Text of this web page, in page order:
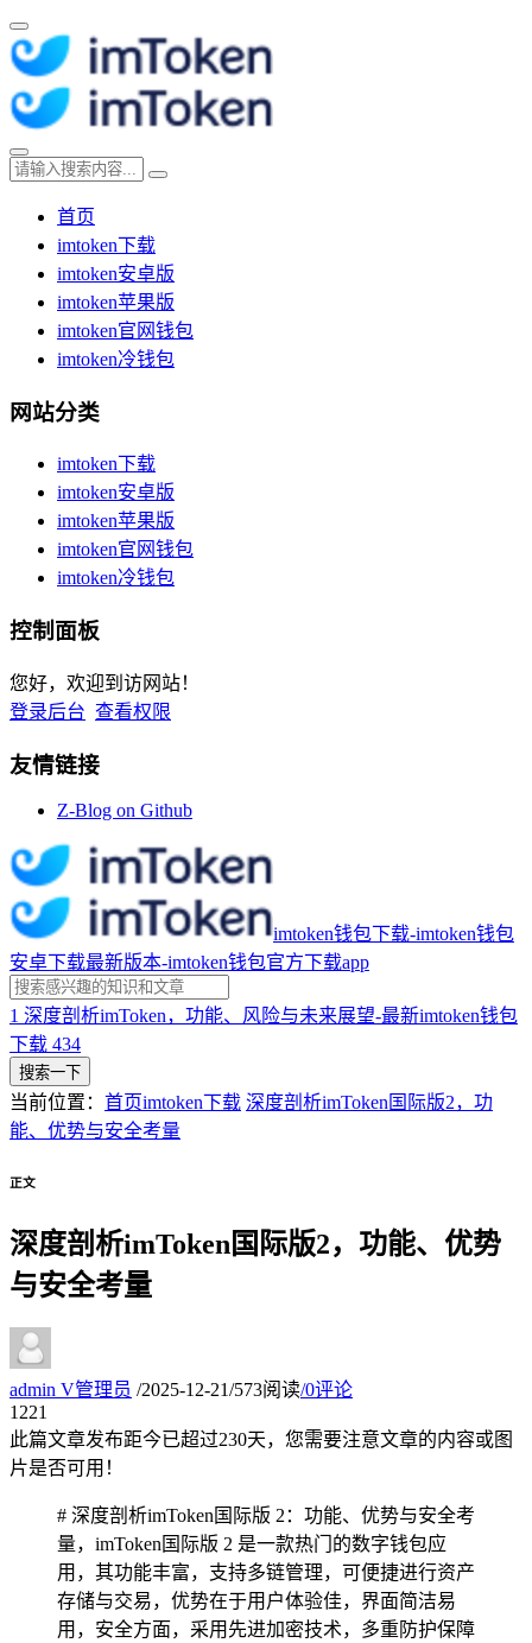
首页
imtoken下载
imtoken安卓版
imtoken苹果版
imtoken官网钱包
imtoken冷钱包
网站分类
imtoken下载
imtoken安卓版
imtoken苹果版
imtoken官网钱包
imtoken冷钱包
控制面板
您好，欢迎到访网站！
登录后台 查看权限
友情链接
Z-Blog on Github
imtoken钱包下载-imtoken钱包
安卓下载最新版本-imtoken钱包官方下载app
1 深度剖析imToken，功能、风险与未来展望-最新imtoken钱包
下载 434
搜索一下
当前位置： 首页imtoken下载 深度剖析imToken国际版2，功
能、优势与安全考量
正文
深度剖析imToken国际版2，功能、优势
与安全考量
admin V管理员 /2025-12-21/573阅读/0评论
1221
此篇文章发布距今已超过230天，您需要注意文章的内容或图
片是否可用！
# 深度剖析imToken国际版 2：功能、优势与安全考
量，imToken国际版 2 是一款热门的数字钱包应
用，其功能丰富，支持多链管理，可便捷进行资产
存储与交易，优势在于用户体验佳，界面简洁易
用，安全方面，采用先进加密技术，多重防护保障